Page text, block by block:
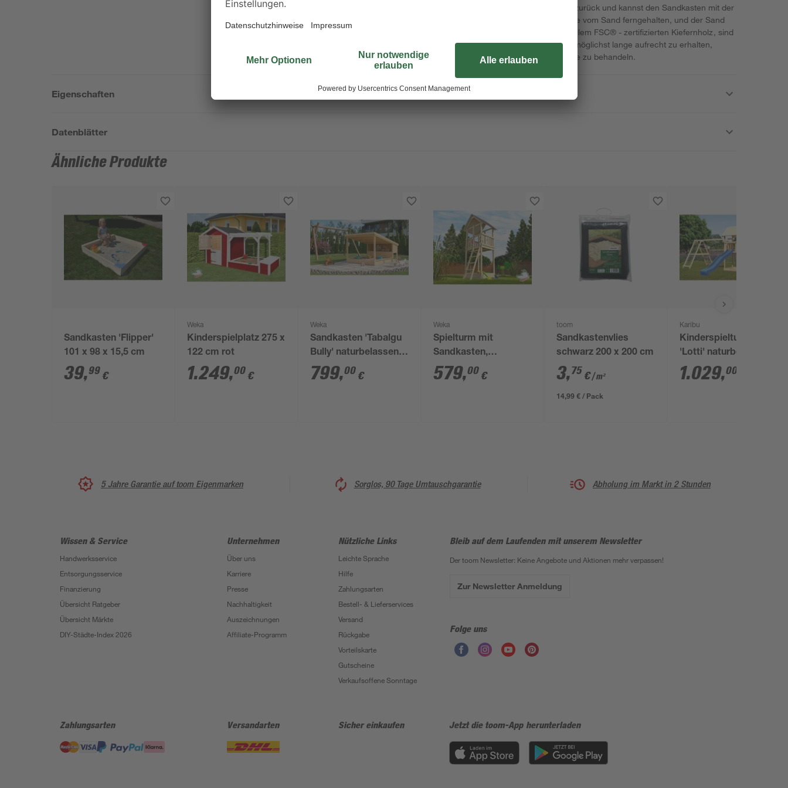
zu Ende ist, baust du die Bänke einfach wieder zurück und kannst den Sandkasten mit der
Abdeckung sicher verschließen. So werden Tiere vom Sand ferngehalten, und der Sand
bleibt sauber. Hinweis: Die Spielgeräte, aus stabilem FSC® - zertifizierten Kiefernholz, sind
nicht vorbehandelt. Um den optischen Zustand möglichst lange aufrecht zu erhalten,
empfehlen wir dir das Holz jährlich mit Holzpflege zu behandeln.
Eigenschaften
Datenblätter
Ähnliche Produkte
Sandkasten 'Flipper'
101 x 98 x 15,5 cm
39,99 €
Weka
Kinderspielplatz 275 x
122 cm rot
1.249,00 €
Weka
Sandkasten 'Tabalgu
Bully' naturbelassen
214 x 173 x 270 cm
799,00 €
Weka
Spielturm mit
Sandkasten,
naturfarben, 150 x 331
x 165 cm
579,00 €
toom
Sandkastenvlies
schwarz 200 x 200 cm
3,75 €/ m²
14,99 € / Pack
Karibu
Kinderspielturm
'Lotti' naturbelassene
nordische Fichte 107
x 291 x 107 cm
1.029,00
5 Jahre Garantie auf toom Eigenmarken Sorglos, 90 Tage Umtauschgarantie Abholung im Markt in 2 Stunden
Wissen & Service
Handwerksservice
Entsorgungsservice
Finanzierung
Übersicht Ratgeber
Übersicht Märkte
DIY-Städte-Index 2026
Unternehmen
Über uns
Karriere
Presse
Nachhaltigkeit
Auszeichnungen
Affiliate-Programm
Nützliche Links
Leichte Sprache
Hilfe
Zahlungsarten
Bestell- & Lieferservices
Versand
Rückgabe
Vorteilskarte
Gutscheine
Verkaufsoffene Sonntage
Bleib auf dem Laufenden mit unserem Newsletter
Der toom Newsletter: Keine Angebote und Aktionen mehr verpassen!
Zur Newsletter Anmeldung
Folge uns
Zahlungsarten Versandarten Sicher einkaufen Jetzt die toom-App herunterladen